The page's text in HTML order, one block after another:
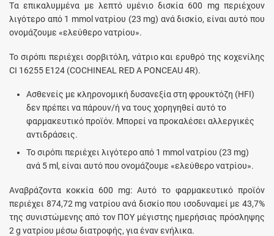
Tα επικαλυμμένα με λεπτό υμένιο δισκία 600 mg περιέχουν
λιγότερο από 1 mmol νατρίου (23 mg) ανά δισκίο, είναι αυτό που
ονομάζουμε «ελεύθερο νατρίου».
Το σιρόπι περιέχει σορβιτόλη, νάτριο και ερυθρό της κοχενίλης
CI 16255 E124 (COCHINEAL RED A PONCEAU 4R).
Ασθενείς με κληρονομική δυσανεξία στη φρουκτόζη (HFI)
δεν πρέπει να πάρουν/ή να τους χορηγηθεί αυτό το
φαρμακευτικό προϊόν. Μπορεί να προκαλέσει αλλεργικές
αντιδράσεις.
Το σιρόπι περιέχει λιγότερο από 1 mmol νατρίου (23 mg)
ανά 5 ml, είναι αυτό που ονομάζουμε «ελεύθερο νατρίου».
Αναβράζοντα κοκκία 600 mg: Αυτό το φαρμακευτικό προϊόν
περιέχει 874,72 mg νατρίου ανά δισκίο που ισοδυναμεί με 43,7%
της συνιστώμενης από τον ΠΟΥ μέγιστης ημερήσιας πρόσληψης
2 g νατρίου μέσω διατροφής, για έναν ενήλικα.